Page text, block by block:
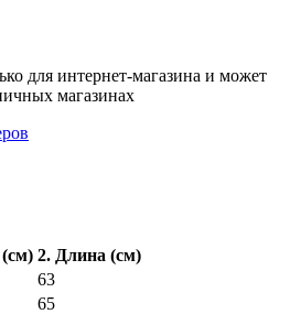
для интернет-магазина и может
магазинах
2. Длина (см)
63
65